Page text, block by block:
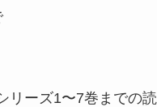
リーズ1〜7巻までの